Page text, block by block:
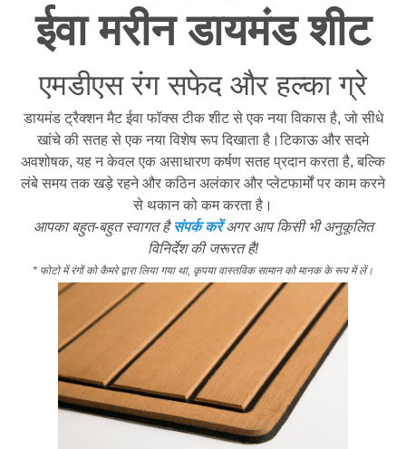
साइटमैप
PRIVACY
POLICY
ईवा मरीन डायमंड शीट
एमडीएस रंग सफेद और हल्का ग्रे
डायमंड ट्रैक्शन मैट ईवा फॉक्स टीक शीट से एक नया विकास है, जो सीधे
खांचे की सतह से एक नया विशेष रूप दिखाता है।टिकाऊ और सदमे
अवशोषक, यह न केवल एक असाधारण कर्षण सतह प्रदान करता है, बल्कि
लंबे समय तक खड़े रहने और कठिन अलंकार और प्लेटफार्मों पर काम करने
से थकान को कम करता है।
आपका बहुत-बहुत स्वागत हैसंपर्क करेंअगर आप किसी भी अनुकूलित
विनिर्देश की जरूरत है!
* फोटो में रंगों को कैमरे द्वारा लिया गया था, कृपया वास्तविक सामान को मानक के रूप में लें।